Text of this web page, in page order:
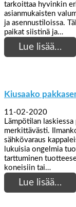
tarkoittaa hyvinkin
asianmukaisten
ja asennustiloissa.
paikat siistinä ja…
Lue lisää…
Kiusaako
11-02-2020
Lämpötilan
merkittävästi.
sähkövaraus
lukuisia ongelmia
tarttuminen
koneisiin tai…
Lue lisää…